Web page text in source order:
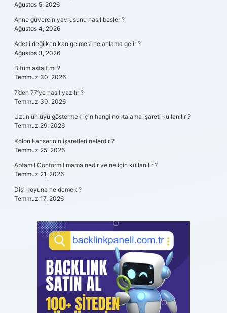
Ağustos 5, 2026
Anne güvercin yavrusunu nasıl besler ?
Ağustos 4, 2026
Adetli değilken kan gelmesi ne anlama gelir ?
Ağustos 3, 2026
Bitüm asfalt mı ?
Temmuz 30, 2026
7’den 77’ye nasıl yazılır ?
Temmuz 30, 2026
Uzun ünlüyü göstermek için hangi noktalama işareti kullanılır ?
Temmuz 29, 2026
Kolon kanserinin işaretleri nelerdir ?
Temmuz 25, 2026
Aptamil Conformil mama nedir ve ne için kullanılır ?
Temmuz 21, 2026
Dişi koyuna ne demek ?
Temmuz 17, 2026